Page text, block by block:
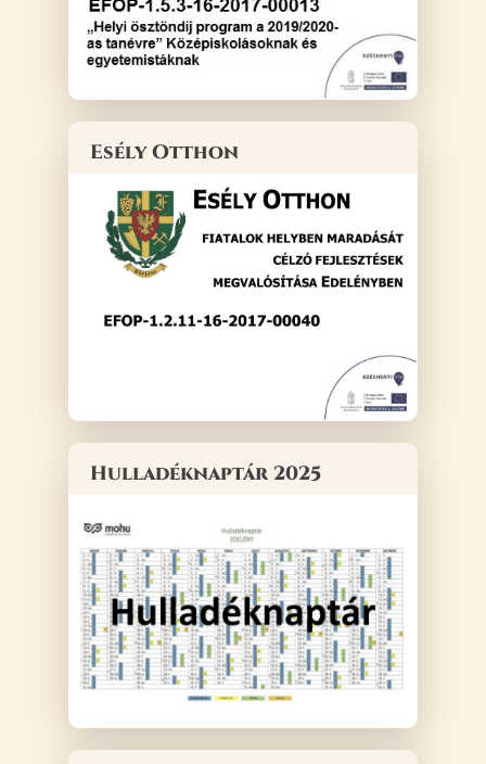
Esély Otthon
Hulladéknaptár 2025